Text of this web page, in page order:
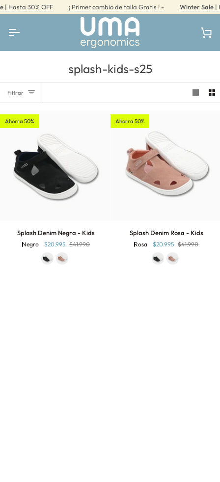
directamente
contenido
30% OFF ¡ Primer cambio de talla Gratis ! - Winter Sale|
splash-kids-s25
Filtrar
Ahorra 50%
Denim
Negra
Splash Denim Negra - Kids
Negro $20.995 $41.990
Ahorra 50%
Denim
Splash Denim Rosa - Kids
Rosa $20.995 $41.990